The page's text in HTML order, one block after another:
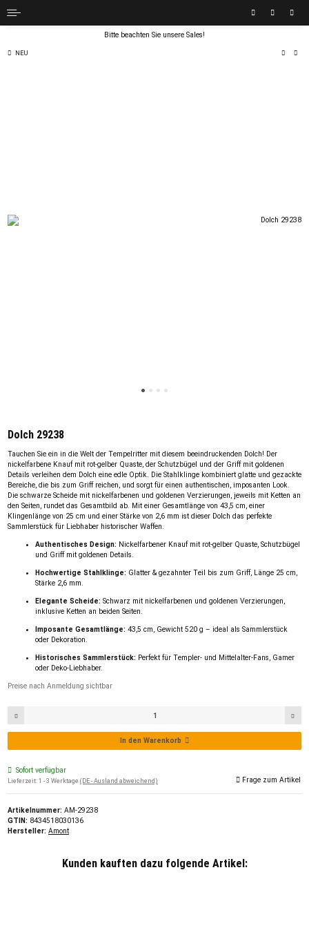
Bitte beachten Sie unsere Sales!
NEU
Dolch 29238
Tauchen Sie ein in die Welt der Tempelritter mit diesem beeindruckenden Dolch! Der
nickelfarbene Knauf mit rot-gelber Quaste, der Schutzbügel und der Griff mit goldenen
Details verleihen dem Dolch eine edle Optik. Die Stahlklinge kombiniert glatte und gezackte
Bereiche, die bis zum Griff reichen, und sorgt für einen authentischen, imposanten Look.
Die schwarze Scheide mit nickelfarbenen und goldenen Verzierungen, jeweils mit Ketten an
den Seiten, rundet das Gesamtbild ab. Mit einer Gesamtlänge von 43,5 cm, einer
Klingenlänge von 25 cm und einer Stärke von 2,6 mm ist dieser Dolch das perfekte
Sammlerstück für Liebhaber historischer Waffen.
Authentisches Design: Nickelfarbener Knauf mit rot-gelber Quaste, Schutzbügel
und Griff mit goldenen Details.
Hochwertige Stahlklinge: Glatter & gezahnter Teil bis zum Griff, Länge 25 cm,
Stärke 2,6 mm.
Elegante Scheide: Schwarz mit nickelfarbenen und goldenen Verzierungen,
inklusive Ketten an beiden Seiten.
Imposante Gesamtlänge: 43,5 cm, Gewicht 520 g – ideal als Sammlerstück
oder Dekoration.
Historisches Sammlerstück: Perfekt für Templer- und Mittelalter-Fans, Gamer
oder Deko-Liebhaber.
Preise nach Anmeldung sichtbar
In den Warenkorb
Sofort verfügbar
Lieferzeit: 1 - 3 Werktage (DE - Ausland abweichend) Frage zum Artikel
Artikelnummer: AM-29238
GTIN: 8434518030136
Hersteller: Amont
Kunden kauften dazu folgende Artikel: